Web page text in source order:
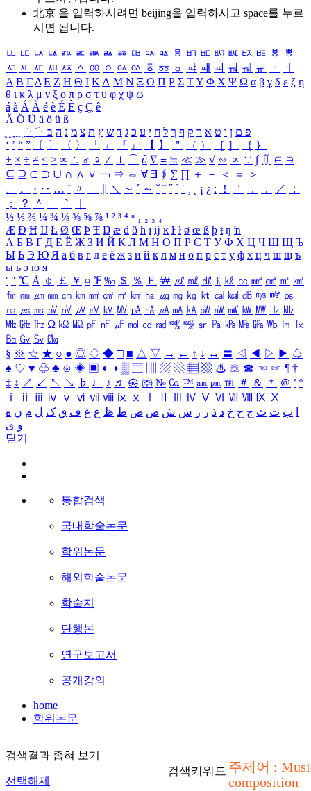
北京 을 입력하시려면 beijing을 입력하시고 space를 누르
시면 됩니다.
ㅥ ㅦ ㅧ ㅨ ㅩ ㅪ ㅫ ㅬ ㅭ ㅮ ㅯ ㅰ ㅱ ㅲ ㅳ ㅴ ㅵ ㅶ ㅷ ㅸ
ㅹ
ㅺ ㅻ ㅼ ㅽ ㅾ ㅿ ㆀ ㆁ ㆂ ㆃ ㆄ ㆅ ㆆ ㆇ ㆈ ㆉ ㆊ ㆋ ㆌ ㆍ
ㆎ
Α Β ΓΔ Ε Ζ Η Θ Ι ΚΛ Μ Ν Ξ Ο Π Ρ Σ ΤΥ Φ Χ Ψ Ω α β γ δ ε ζ η
θ ι κ λ μ ν ξ ο π ρ σ τ υ φ χ ψ ω
á à Á À é è É È ç Ç ê
Ä Ö Ü ä ö ü ß
ִֶֹ ֻּ ׁׂ פ ם ן ו ט א ר ק ף ך ל ח י ע כ ג ד ש ץ ת צ מ נ ה ב
‘ ’ “ ” 〔 〕 〈 〉 「 」 『 』 【 】 ＂ （ ） ［ ］ ｛ ｝
± × ÷ ≠ ≤ ≥ ∞ ∴ ♂ ♀ ∠ ⊥ ⌒ ∂ ∇ ≡ ≒ ≪ ≫ √ ∽ ∝ ∵ ∫ ∬ ∈ ∋
⊆ ⊇ ⊂ ⊃ ∪ ∩ ∧ ∨ ￢ ⇒ ⇔ ∀ ∃ ∮ ∑ ∏ ＋ － ＜ ＝
＞
、
。 · ‥ … ¨ 〃 ― ＼ ∼ ´ ～ ˇ ˘ ˝ ˚ ˙ ¸ ¡ ¿ ː ！ ＇ ， ． ／
：
；
？ ＾ ｀
½ ⅓ ⅔ ¼ ¾ ⅛ ⅜ ⅝ ⅞ ¹ ² ³ ⁴ ⁿ ₁ ₂ ₃ ₄
Æ Ð Ħ Ĳ Ł Ø Œ Þ Ŧ Ŋ æ đ ð ħ ı ĳ ĸ ŀ ł ø œ ß þ ŧ ŋ ŉ
А Б В Г Д Е Ё Ж З И Й К Л М Н О П Р С Т У Ф Х Ц Ч Ш Щ Ъ
Ы Ь Э Ю Я а б в г д е ё ж з и й к л м н о п р с т у ф х ц ч ш щ ъ
ы ь э ю я
′ ″ ℃ Å ￠ ￡ ￥ ¤ ℉ ‰ ＄ ％ Ｆ ￦ ㎕ ㎖ ㎗ ℓ ㎘ ㏄ ㎣ ㎤ ㎥ ㎦
㎙ ㎚ ㎛ ㎜ ㎝ ㎞ ㎟ ㎠ ㎡ ㎢ ㏊ ㎍ ㎎ ㎏ ㏏ ㎈ ㎉ ㏈ ㎧ ㎨ ㎰
㎱ ㎲ ㎳ ㎴ ㎵ ㎶ ㎷ ㎸ ㎹ ㎀ ㎁ ㎂ ㎃ ㎄ ㎺ ㎻ ㎽ ㎾ ㎿ ㎐ ㎑
㎒ ㎓ ㎔ Ω ㏀ ㏁ ㎊ ㎋ ㎌ ㏖ ㏅ ㎭ ㎮ ㎯ ㏛ ㎩ ㎪ ㎫ ㎬ ㏝ ㏐
㏓
㏃ ㏉ ㏜ ㏆
§ ※ ☆ ★ ○ ● ◎ ◇ ◆ □ ■ △ ▽ → ← ↑ ↓ ↔ 〓 ◁ ◀ ▷ ▶ ♤
♠ ♡ ♥ ♧ ♣ ⊙ ◈ ▣ ◐ ◑ ▒ ▤ ▨ ▧ ▦ ▩ ♨ ☏ ☎ ☜ ☞ ¶ †
‡ ↕ ↗ ↙ ↖ ↘ ♭ ♩ ♪ ♬ ㉿ ㈜ № ㏇ ™ ㏂ ㏘ ℡ ＃ ＆ ＊ ＠ ª º
ⅰ
ⅱ ⅲ ⅳ ⅴ ⅵ ⅶ ⅷ ⅸ ⅹ Ⅳ Ⅴ Ⅵ Ⅶ Ⅷ Ⅸ Ⅹ
ب ت ث ج ح خ د ذ ر ز س ش ص ض ط ظ ع غ ف ق ک ل م ن ه
و ی
닫기
통합검색
국내학술논문
학위논문
해외학술논문
학술지
단행본
연구보고서
공개강의
home
학위논문
검색결과 좁혀 보기
선택해제
검색키워드 주제어 :
composition